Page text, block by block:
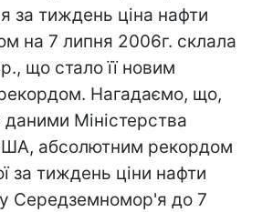
за тиждень ціна нафти
на 7 липня 2006г. склала
що стало її новим
Нагадаємо, що,
даними Міністерства
абсолютним рекордом
за тиждень ціни нафти
Середземномор'я до 7